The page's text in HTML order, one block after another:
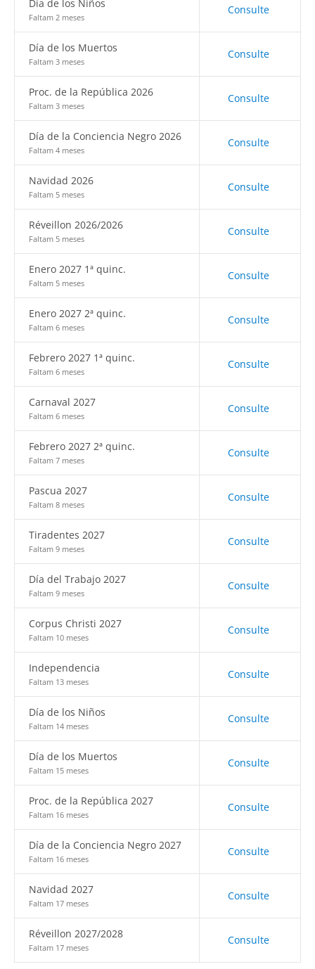
Día de los Niños
Faltam 2 meses
Consulte
Día de los Muertos
Faltam 3 meses
Consulte
Proc. de la República 2026
Faltam 3 meses
Consulte
Día de la Conciencia Negro 2026
Faltam 4 meses
Consulte
Navidad 2026
Faltam 5 meses
Consulte
Réveillon 2026/2026
Faltam 5 meses
Consulte
Enero 2027 1ª quinc.
Faltam 5 meses
Consulte
Enero 2027 2ª quinc.
Faltam 6 meses
Consulte
Febrero 2027 1ª quinc.
Faltam 6 meses
Consulte
Carnaval 2027
Faltam 6 meses
Consulte
Febrero 2027 2ª quinc.
Faltam 7 meses
Consulte
Pascua 2027
Faltam 8 meses
Consulte
Tiradentes 2027
Faltam 9 meses
Consulte
Día del Trabajo 2027
Faltam 9 meses
Consulte
Corpus Christi 2027
Faltam 10 meses
Consulte
Independencia
Faltam 13 meses
Consulte
Día de los Niños
Faltam 14 meses
Consulte
Día de los Muertos
Faltam 15 meses
Consulte
Proc. de la República 2027
Faltam 16 meses
Consulte
Día de la Conciencia Negro 2027
Faltam 16 meses
Consulte
Navidad 2027
Faltam 17 meses
Consulte
Réveillon 2027/2028
Faltam 17 meses
Consulte